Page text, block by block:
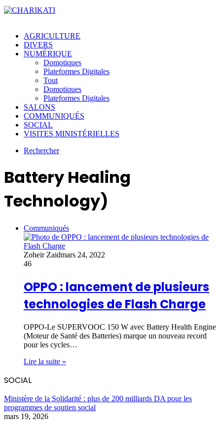
AGRICULTURE
DIVERS
NUMÉRIQUE
Domotiques
Plateformes Digitales
Tout
Domotiques
Plateformes Digitales
SALONS
COMMUNIQUÉS
SOCIAL
VISITES MINISTÉRIELLES
Rechercher
Battery Healing
Technology)
Communiqués
Zoheir Zaidmars 24, 2022
46
OPPO : lancement de plusieurs
technologies de Flash Charge
OPPO-Le SUPERVOOC 150 W avec Battery Health Engine
(Moteur de Santé des Batteries) marque un nouveau record
pour les cycles…
Lire la suite »
SOCIAL
Ministère de la Solidarité : plus de 200 milliards DA pour les
programmes de soutien social
mars 19, 2026